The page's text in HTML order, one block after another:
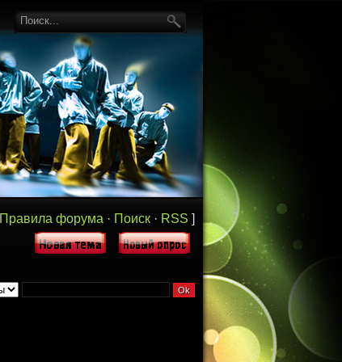
Правила форума · Поиск · RSS ]